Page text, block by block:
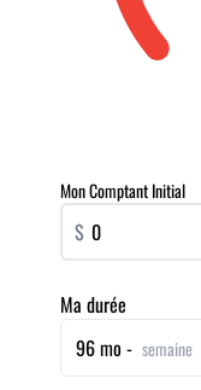
Mon Comptant Initial
$
Ma durée
96 mo - semaine